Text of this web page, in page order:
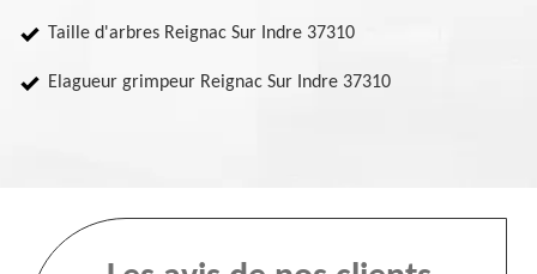
Taille d'arbres Reignac Sur Indre 37310
Elagueur grimpeur Reignac Sur Indre 37310